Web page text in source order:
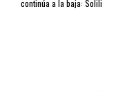
continúa a la baja: Solili